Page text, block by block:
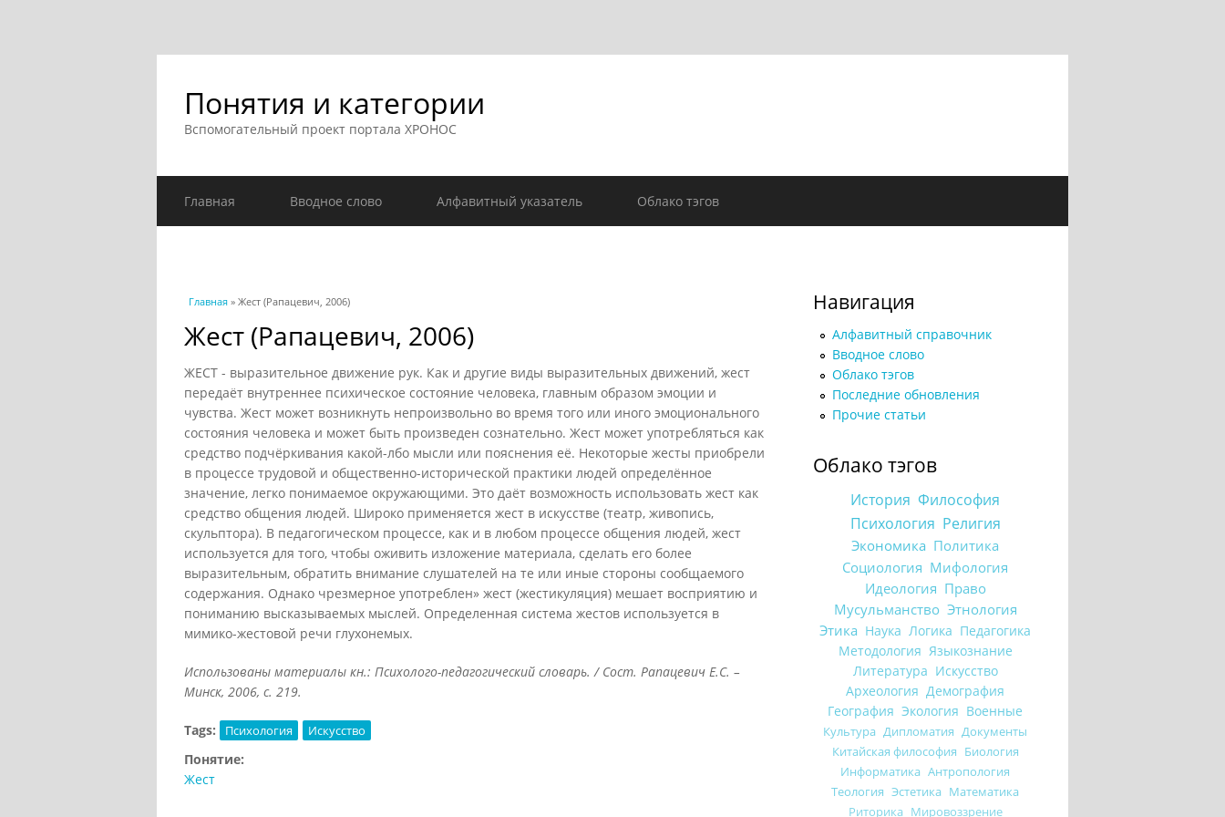
Понятия и категории
Вспомогательный проект портала ХРОНОС
Главная Вводное слово Алфавитный указатель Облако тэгов
Вы здесь
Главная » Жест (Рапацевич, 2006)
Жест (Рапацевич, 2006)
ЖЕСТ - выразительное движение рук. Как и другие виды выразительных движений, жест
передаёт внутреннее психическое состояние человека, главным образом эмоции и
чувства. Жест может возникнуть непроизвольно во время того или иного эмоционального
состояния человека и может быть произведен сознательно. Жест может употребляться как
средство подчёркивания какой-лбо мысли или пояснения её. Некоторые жесты приобрели
в процессе трудовой и общественно-исторической практики людей определённое
значение, легко понимаемое окружающими. Это даёт возможность использовать жест как
средство общения людей. Широко применяется жест в искусстве (театр, живопись,
скульптора). В педагогическом процессе, как и в любом процессе общения людей, жест
используется для того, чтобы оживить изложение материала, сделать его более
выразительным, обратить внимание слушателей на те или иные стороны сообщаемого
содержания. Однако чрезмерное употреблен» жест (жестикуляция) мешает восприятию и
пониманию высказываемых мыслей. Определенная система жестов используется в
мимико-жестовой речи глухонемых.
Использованы материалы кн.: Психолого-педагогический словарь. / Сост. Рапацевич Е.С. –
Минск, 2006, с. 219.
Tags: Психология Искусство
Понятие:
Жест
Навигация
Алфавитный справочник
Вводное слово
Облако тэгов
Последние обновления
Прочие статьи
Облако тэгов
История Философия
Психология Религия
Экономика Политика
Социология Мифология
Идеология Право
Мусульманство Этнология
Этика Наука Логика Педагогика
Методология Языкознание
Литература Искусство
Археология Демография
География Экология Военные
Культура Дипломатия Документы
Китайская философия Биология
Информатика Антропология
Теология Эстетика Математика
Риторика Мировоззрение